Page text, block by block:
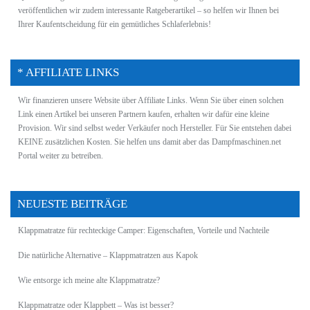
veröffentlichen wir zudem interessante Ratgeberartikel – so helfen wir Ihnen bei
Ihrer Kaufentscheidung für ein gemütliches Schlaferlebnis!
* AFFILIATE LINKS
Wir finanzieren unsere Website über Affiliate Links. Wenn Sie über einen solchen
Link einen Artikel bei unseren Partnern kaufen, erhalten wir dafür eine kleine
Provision. Wir sind selbst weder Verkäufer noch Hersteller. Für Sie entstehen dabei
KEINE zusätzlichen Kosten. Sie helfen uns damit aber das Dampfmaschinen.net
Portal weiter zu betreiben.
NEUESTE BEITRÄGE
Klappmatratze für rechteckige Camper: Eigenschaften, Vorteile und Nachteile
Die natürliche Alternative – Klappmatratzen aus Kapok
Wie entsorge ich meine alte Klappmatratze?
Klappmatratze oder Klappbett – Was ist besser?